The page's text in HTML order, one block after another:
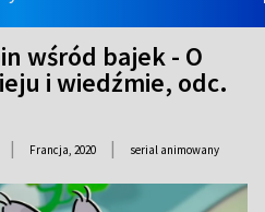
wśród bajek - O
i wiedźmie, odc.
| Francja, 2020 | serial animowany